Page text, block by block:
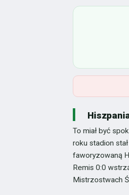
To miał być
roku stadion
faworyzowaną
Remis 0:0
Mistrzostwach